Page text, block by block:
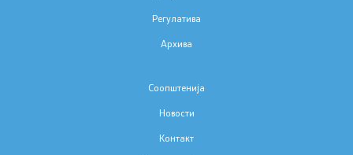
Регулатива
Архива
Соопштенија
Новости
Контакт